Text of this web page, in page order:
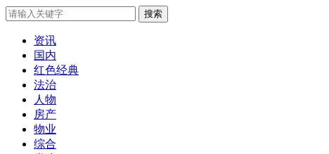
搜索
资讯
国内
红色经典
法治
人物
房产
物业
综合